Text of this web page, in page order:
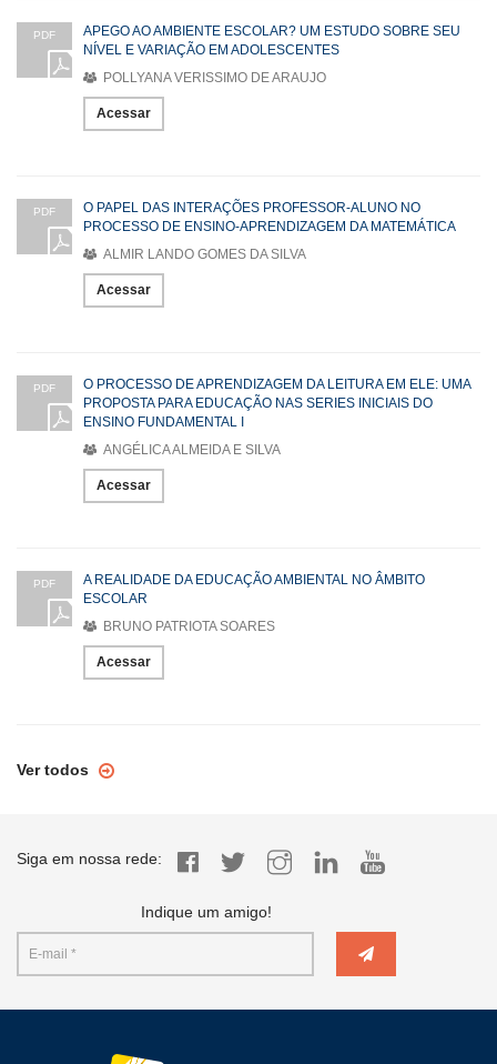
PDF
APEGO AO AMBIENTE ESCOLAR? UM ESTUDO SOBRE SEU
NÍVEL E VARIAÇÃO EM ADOLESCENTES
POLLYANA VERISSIMO DE ARAUJO
Acessar
PDF
O PAPEL DAS INTERAÇÕES PROFESSOR-ALUNO NO
PROCESSO DE ENSINO-APRENDIZAGEM DA MATEMÁTICA
ALMIR LANDO GOMES DA SILVA
Acessar
PDF
O PROCESSO DE APRENDIZAGEM DA LEITURA EM ELE: UMA
PROPOSTA PARA EDUCAÇÃO NAS SERIES INICIAIS DO
ENSINO FUNDAMENTAL I
ANGÉLICA ALMEIDA E SILVA
Acessar
PDF
A REALIDADE DA EDUCAÇÃO AMBIENTAL NO ÂMBITO
ESCOLAR
BRUNO PATRIOTA SOARES
Acessar
Ver todos
Siga em nossa rede:
Indique um amigo!